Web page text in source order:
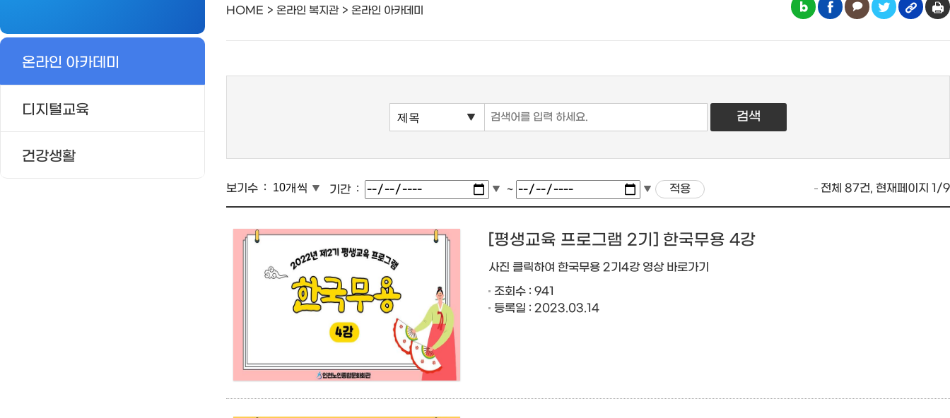
온라인 아카데미
디지털교육
건강생활
HOME 온라인 복지관 온라인 아카데미
보기수 기간 ~ 전체 87건, 현재페이지 1/9
[평생교육 프로그램 2기] 한국무용 4강
사진 클릭하여 한국무용 2기4강 영상 바로가기
조회수 : 941
등록일 : 2023.03.14